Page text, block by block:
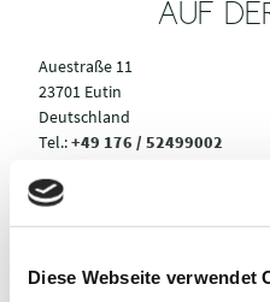
Diese Webseite verwendet
AUF
Auestraße 11
23701 Eutin
Deutschland
Tel.:+49 176 / 52499002
Anreise planen